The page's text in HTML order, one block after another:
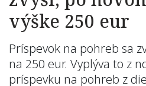
výške 250 eur
Príspevok na pohreb sa
na 250 eur. Vyplýva to z
príspevku na pohreb z